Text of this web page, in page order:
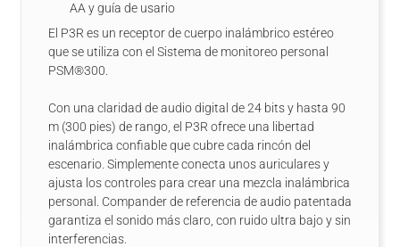
AA y guía de usario
El P3R es un receptor de cuerpo inalámbrico estéreo
que se utiliza con el Sistema de monitoreo personal
PSM®300.
Con una claridad de audio digital de 24 bits y hasta 90
m (300 pies) de rango, el P3R ofrece una libertad
inalámbrica confiable que cubre cada rincón del
escenario. Simplemente conecta unos auriculares y
ajusta los controles para crear una mezcla inalámbrica
personal. Compander de referencia de audio patentada
garantiza el sonido más claro, con ruido ultra bajo y sin
interferencias.